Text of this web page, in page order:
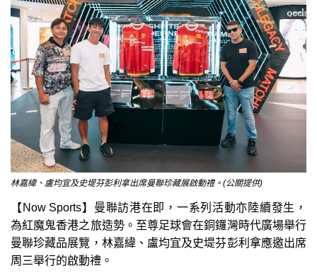
林嘉緯、盧均宜及史堤芬彭利拿出席曼聯珍藏展啟動禮。(公關提供)
【Now Sports】曼聯訪港在即，一系列活動亦陸續發生，
為紅魔鬼香港之旅造勢。至尊足球會在銅鑼灣時代廣場舉行
曼聯珍藏品展覽，林嘉緯、盧均宜及史堤芬彭利拿應邀出席
周三舉行的啟動禮。